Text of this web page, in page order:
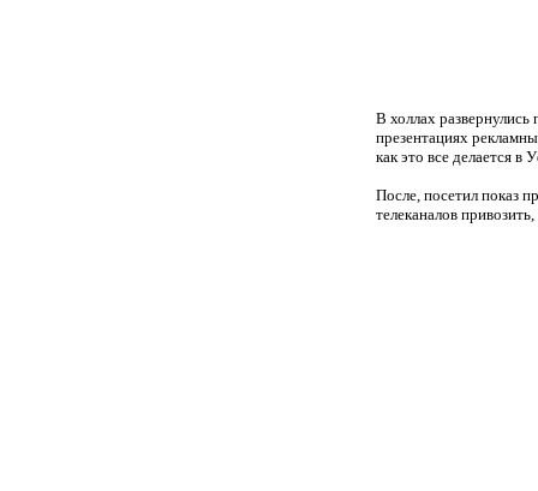
В холлах
презентациях
как это все делается
После, посетил показ
телеканалов